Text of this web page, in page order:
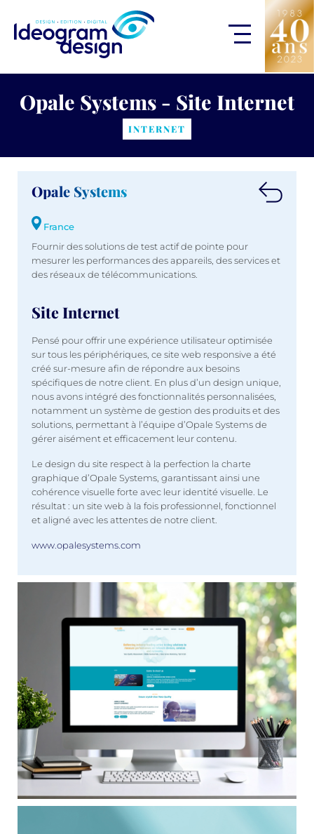
Opale Systems - Site Internet
INTERNET
Opale Systems
France
Fournir des solutions de test actif de pointe pour
mesurer les performances des appareils, des services et
des réseaux de télécommunications.
Site Internet
Pensé pour offrir une expérience utilisateur optimisée
sur tous les périphériques, ce site web responsive a été
créé sur-mesure afin de répondre aux besoins
spécifiques de notre client. En plus d’un design unique,
nous avons intégré des fonctionnalités personnalisées,
notamment un système de gestion des produits et des
solutions, permettant à l’équipe d’Opale Systems de
gérer aisément et efficacement leur contenu.
Le design du site respect à la perfection la charte
graphique d’Opale Systems, garantissant ainsi une
cohérence visuelle forte avec leur identité visuelle. Le
résultat : un site web à la fois professionnel, fonctionnel
et aligné avec les attentes de notre client.
www.opalesystems.com